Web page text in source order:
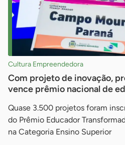
Cultura Empreendedora
Com projeto de inovação,
vence prêmio nacional de
Quase 3.500 projetos foram
do Prêmio Educador
na Categoria Ensino Superior